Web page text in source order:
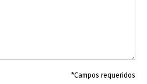
*Campos requeridos